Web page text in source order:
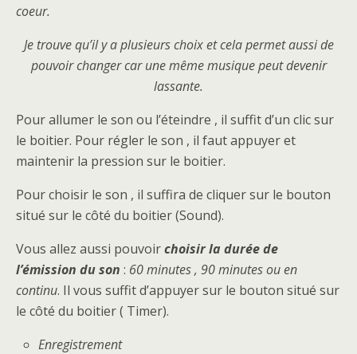
coeur.
Je trouve qu’il y a plusieurs choix et cela permet aussi de
pouvoir changer car une même musique peut devenir
lassante.
Pour allumer le son ou l’éteindre , il suffit d’un clic sur
le boitier. Pour régler le son , il faut appuyer et
maintenir la pression sur le boitier.
Pour choisir le son , il suffira de cliquer sur le bouton
situé sur le côté du boitier (Sound).
Vous allez aussi pouvoirchoisir la durée de
l’émission du son : 60 minutes , 90 minutes ou en
continu. Il vous suffit d’appuyer sur le bouton situé sur
le côté du boitier ( Timer).
Enregistrement